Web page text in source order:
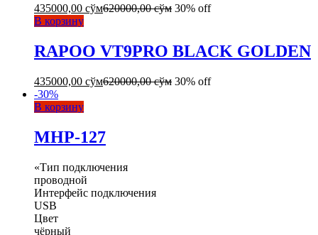
435000,00 сўм620000,00сўм 30% off
В корзину
RAPOO VT9PRO BLACK GOLDEN
435000,00 сўм620000,00сўм 30% off
-30%
В корзину
MHP-127
«Тип подключения
проводной
Интерфейс подключения
USB
Цвет
чёрный